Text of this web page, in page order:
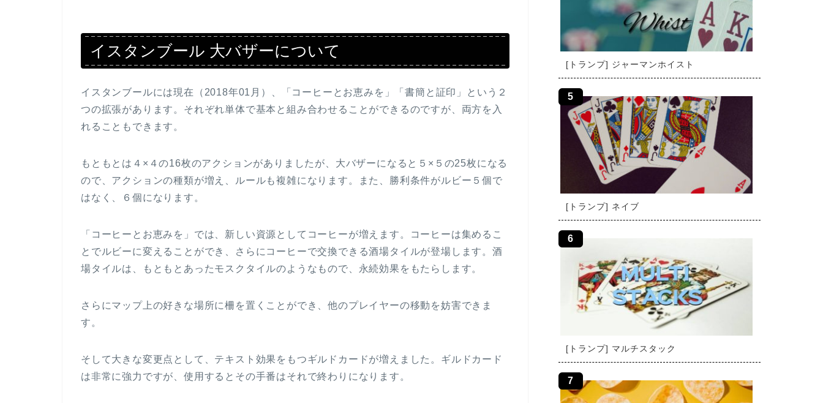
イスタンブール 大バザーについて
イスタンブールには現在（2018年01月）、「コーヒーとお恵みを」「書簡と証印」という２
つの拡張があります。それぞれ単体で基本と組み合わせることができるのですが、両方を入
れることもできます。
もともとは４×４の16枚のアクションがありましたが、大バザーになると５×５の25枚になる
ので、アクションの種類が増え、ルールも複雑になります。また、勝利条件がルビー５個で
はなく、６個になります。
「コーヒーとお恵みを」では、新しい資源としてコーヒーが増えます。コーヒーは集めるこ
とでルビーに変えることができ、さらにコーヒーで交換できる酒場タイルが登場します。酒
場タイルは、もともとあったモスクタイルのようなもので、永続効果をもたらします。
さらにマップ上の好きな場所に柵を置くことができ、他のプレイヤーの移動を妨害できま
す。
そして大きな変更点として、テキスト効果をもつギルドカードが増えました。ギルドカード
は非常に強力ですが、使用するとその手番はそれで終わりになります。
[トランプ] ジャーマンホイスト
[トランプ] ネイブ
[トランプ] マルチスタック